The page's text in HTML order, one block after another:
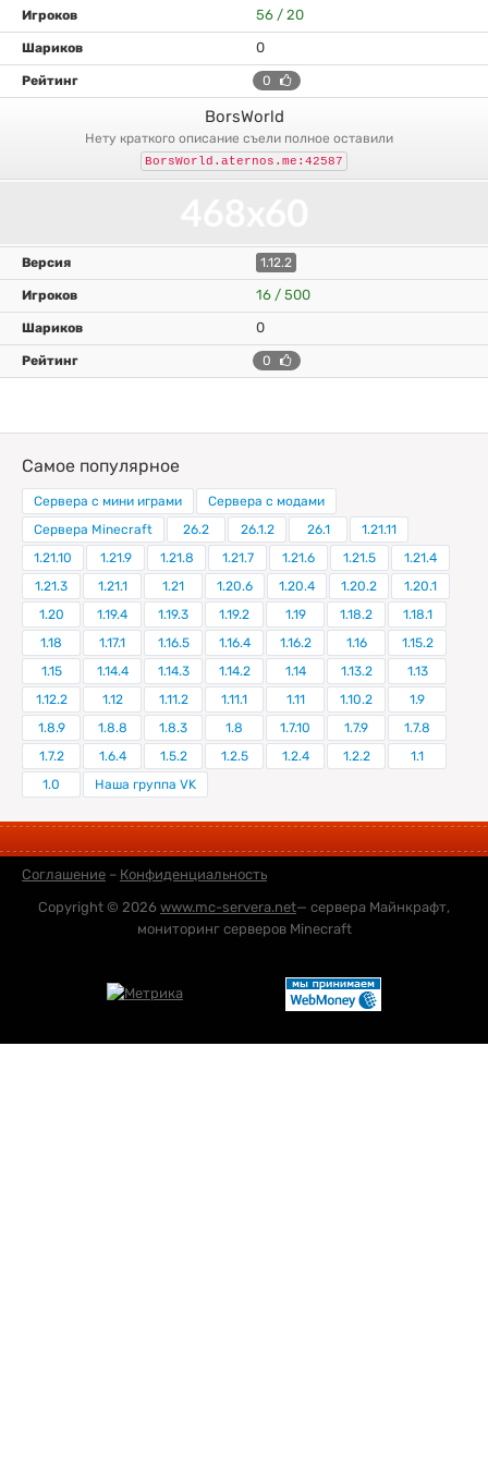
56 / 20
0
0
BorsWorld
нету краткого описание съели полное оставили
BorsWorld.aternos.me:42587
1.12.2
16 / 500
0
0
Самое популярное
Сервера с мини играми
Сервера с модами
Сервера Minecraft
26.2 26.1.2 26.1
1.21.11
1.21.10
1.21.9 1.21.8 1.21.7 1.21.6 1.21.5
1.21.4
1.21.3
1.21.1 1.21 1.20.6 1.20.4 1.20.2
1.20.1
1.20
1.19.4 1.19.3 1.19.2 1.19 1.18.2
1.18.1
1.18
1.17.1 1.16.5 1.16.4 1.16.2 1.16
1.15.2
1.15
1.14.4 1.14.3 1.14.2 1.14 1.13.2
1.13
1.12.2
1.12 1.11.2 1.11.1 1.11 1.10.2
1.9
1.8.9
1.8.8 1.8.3 1.8 1.7.10 1.7.9
1.7.8
1.7.2
1.6.4 1.5.2 1.2.5 1.2.4 1.2.2
1.1
1.0
Наша группа VK
Соглашение – Конфиденциальность
Copyright © 2026 www.mc-servera.net— сервера Майнкрафт,
мониторинг серверов Minecraft